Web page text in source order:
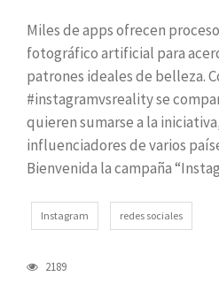
Miles de apps ofrecen
fotográfico artificial para
patrones ideales de belleza.
#instagramvsreality se
quieren sumarse a la
influenciadores de varios
Bienvenida la campaña
Instagram redes sociales
2189